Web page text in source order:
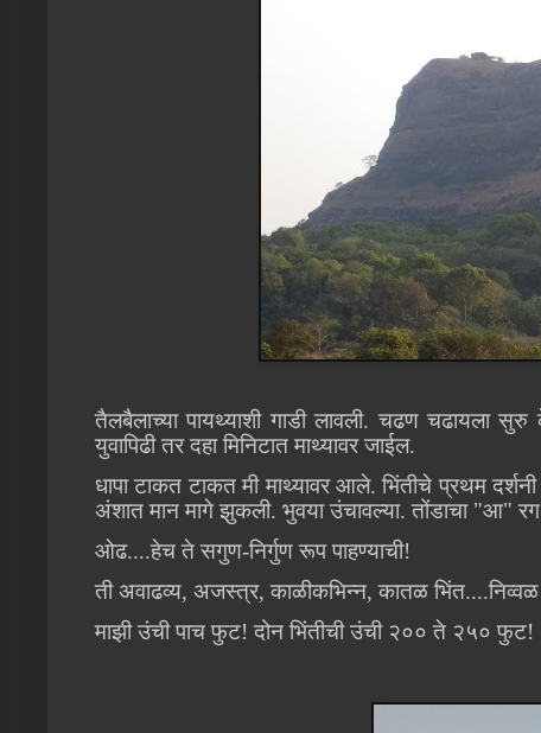
तैलबैलाच्या पायथ्याशी गाडी लावली. चढण चढायला
युवापिढी तर दहा मिनिटात माथ्यावर जाईल.
धापा टाकत टाकत मी माथ्यावर आले. भिंतीचे प्रथम
अंशात मान मागे झुकली. भुवया उंचावल्या. तोंडाचा "आ"
ओढ....हेच ते सगुण-निर्गुण रूप पाहण्याची!
ती अवाढव्य, अजस्त्र, काळीकभिन्न, कातळ
माझी उंची पाच फुट! दोन भिंतीची उंची २०० ते २५० फुट!